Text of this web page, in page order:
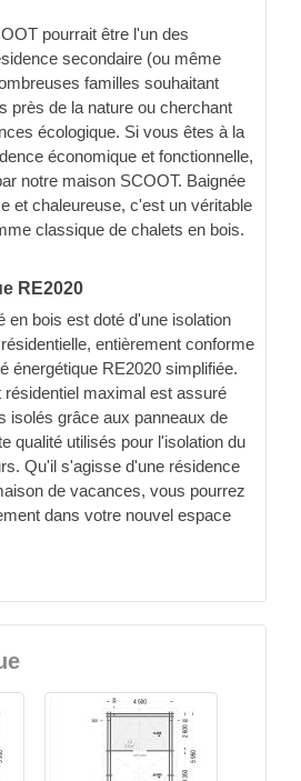
pourrait être l'un des
secondaire (ou même
familles souhaitant
près de la nature ou cherchant
écologique. Si vous êtes à la
économique et fonctionnelle,
notre maison SCOOT. Baignée
et chaleureuse, c'est un véritable
classique de chalets en bois.
RE2020
en bois est doté d'une isolation
entièrement conforme
énergétique RE2020 simplifiée.
résidentiel maximal est assuré
isolés grâce aux panneaux de
qualité utilisés pour l'isolation du
Qu'il s'agisse d'une résidence
de vacances, vous pourrez
dans votre nouvel espace